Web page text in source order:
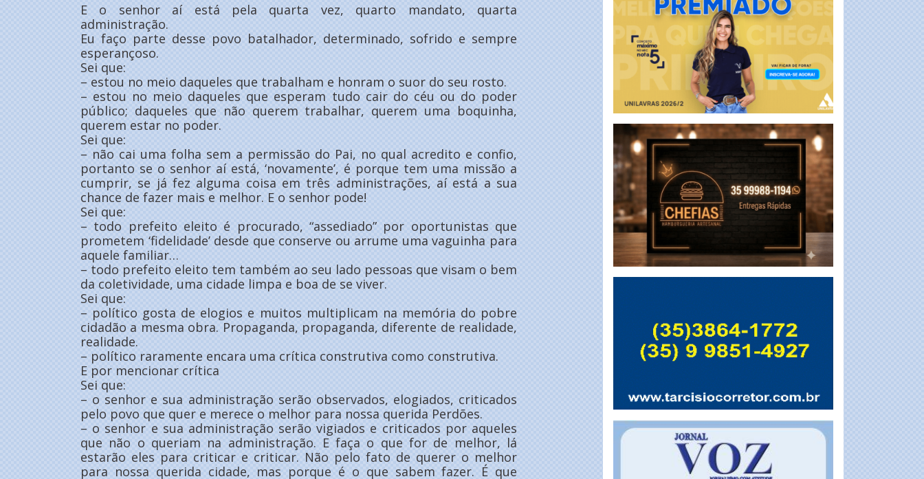
E o senhor aí está pela quarta vez, quarto mandato, quarta
administração.
Eu faço parte desse povo batalhador, determinado, sofrido e sempre
esperançoso.
Sei que:
– estou no meio daqueles que trabalham e honram o suor do seu rosto.
– estou no meio daqueles que esperam tudo cair do céu ou do poder
público; daqueles que não querem trabalhar, querem uma boquinha,
querem estar no poder.
Sei que:
– não cai uma folha sem a permissão do Pai, no qual acredito e confio,
portanto se o senhor aí está, ‘novamente’, é porque tem uma missão a
cumprir, se já fez alguma coisa em três administrações, aí está a sua
chance de fazer mais e melhor. E o senhor pode!
Sei que:
– todo prefeito eleito é procurado, “assediado” por oportunistas que
prometem ‘fidelidade’ desde que conserve ou arrume uma vaguinha para
aquele familiar…
– todo prefeito eleito tem também ao seu lado pessoas que visam o bem
da coletividade, uma cidade limpa e boa de se viver.
Sei que:
– político gosta de elogios e muitos multiplicam na memória do pobre
cidadão a mesma obra. Propaganda, propaganda, diferente de realidade,
realidade.
– político raramente encara uma crítica construtiva como construtiva.
E por mencionar crítica
Sei que:
– o senhor e sua administração serão observados, elogiados, criticados
pelo povo que quer e merece o melhor para nossa querida Perdões.
– o senhor e sua administração serão vigiados e criticados por aqueles
que não o queriam na administração. E faça o que for de melhor, lá
estarão eles para criticar e criticar. Não pelo fato de querer o melhor
para nossa querida cidade, mas porque é o que sabem fazer. É que